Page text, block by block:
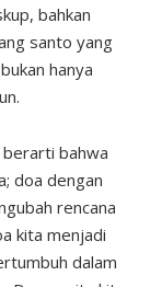
bahkan
santo yang
hanya
bahwa
doa dengan
rencana
kita menjadi
dalam